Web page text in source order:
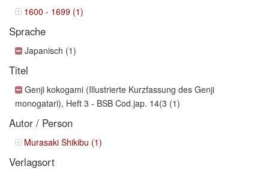
1600 - 1699 (1)
Sprache
Japanisch (1)
Titel
Genji kokogami (Illustrierte Kurzfassung des Genji
monogatari), Heft 3 - BSB Cod.jap. 14(3 (1)
Autor / Person
Murasaki Shikibu (1)
Verlagsort